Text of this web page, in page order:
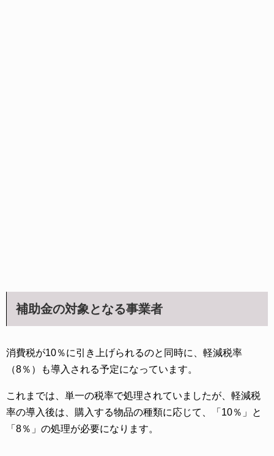
補助金の対象となる事業者
消費税が10％に引き上げられるのと同時に、軽減税率
（8％）も導入される予定になっています。
これまでは、単一の税率で処理されていましたが、軽減税
率の導入後は、購入する物品の種類に応じて、「10％」と
「8％」の処理が必要になります。